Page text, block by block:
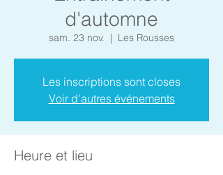
d'automne
sam. 23 nov.
  |
Les Rousses
Les inscriptions sont closes
Voir d'autres événements
Heure et lieu